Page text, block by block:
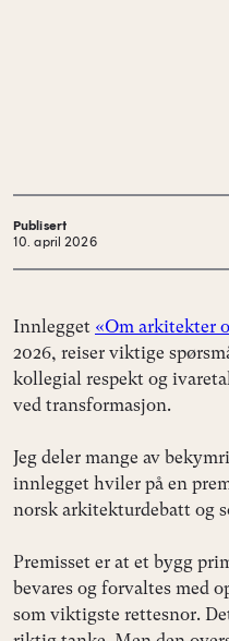
Publisert
10. april 2026
Innlegget «Om arkitekter
2026, reiser viktige
kollegial respekt og
ved transformasjon.
Jeg deler mange av
innlegget hviler på en
norsk arkitekturdebatt og
Premisset er at et bygg
bevares og forvaltes med
som viktigste rettesnor.